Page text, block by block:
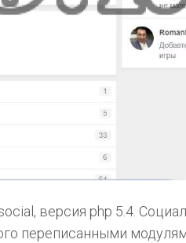
версия php 5.4.
переписанными